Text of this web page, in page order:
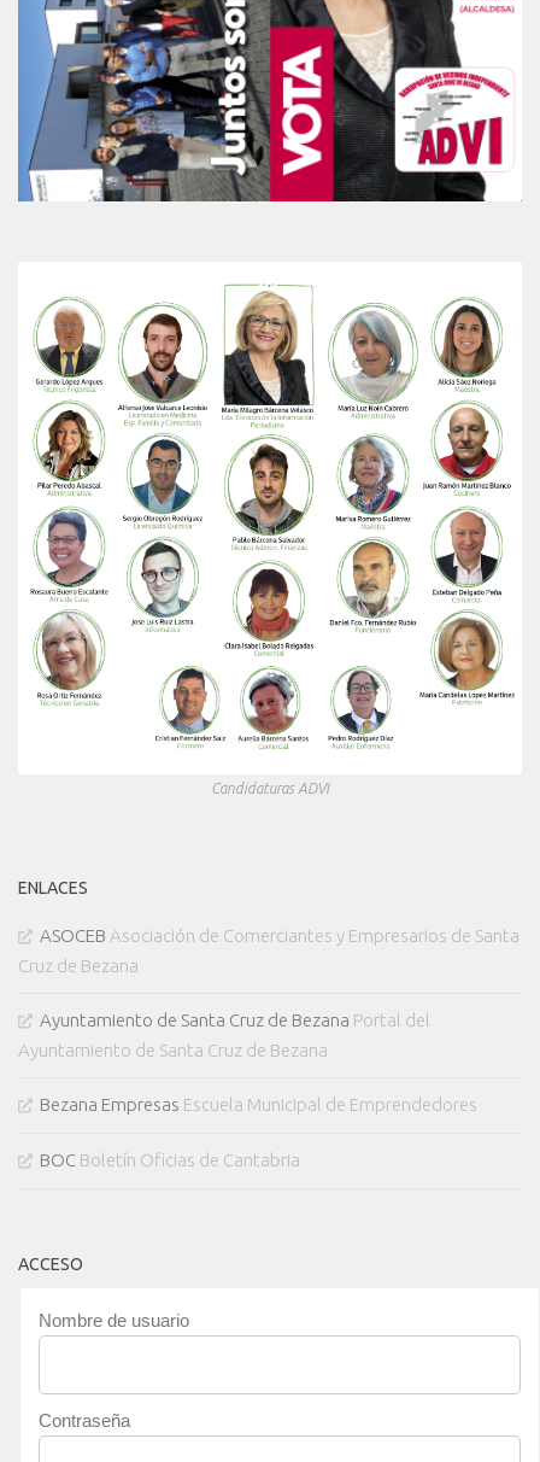
Candidaturas ADVI
ENLACES
ASOCEB Asociación de Comerciantes y Empresarios de Santa
Cruz de Bezana
Ayuntamiento de Santa Cruz de Bezana Portal del
Ayuntamiento de Santa Cruz de Bezana
Bezana Empresas Escuela Municipal de Emprendedores
BOC Boletín Oficias de Cantabria
ACCESO
Nombre de usuario
Contraseña